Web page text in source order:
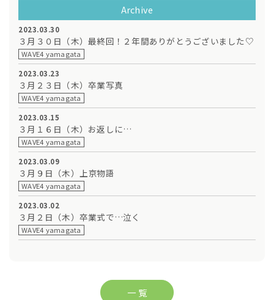
Archive
2023.03.30
３月３０日（木）最終回！２年間ありがとうございました♡
WAVE4 yamagata
2023.03.23
３月２３日（木）卒業写真
WAVE4 yamagata
2023.03.15
３月１６日（木）お返しに…
WAVE4 yamagata
2023.03.09
３月９日（木）上京物語
WAVE4 yamagata
2023.03.02
３月２日（木）卒業式で…泣く
WAVE4 yamagata
一 覧